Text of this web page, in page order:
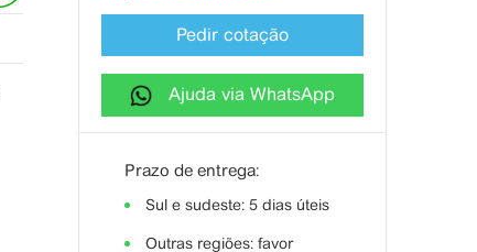
Pedir cotação
Ajuda via WhatsApp
Prazo de entrega:
Sul e sudeste: 5 dias úteis
Outras regiões: favor